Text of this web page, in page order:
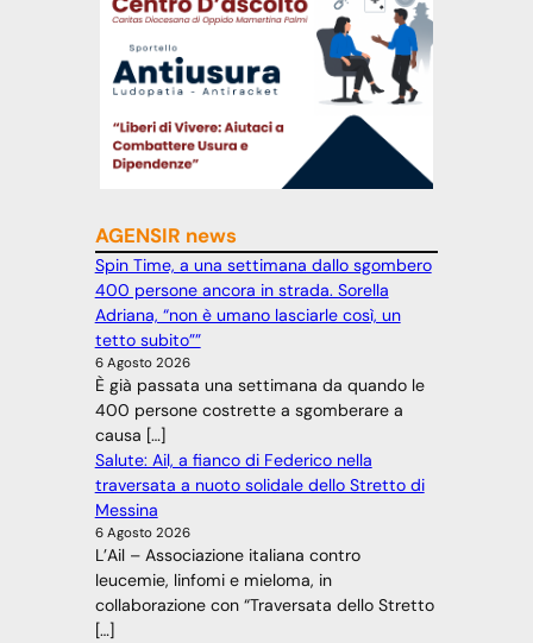
AGENSIR news
Spin Time, a una settimana dallo sgombero
400 persone ancora in strada. Sorella
Adriana, “non è umano lasciarle così, un
tetto subito””
6 Agosto 2026
È già passata una settimana da quando le
400 persone costrette a sgomberare a
causa […]
Salute: Ail, a fianco di Federico nella
traversata a nuoto solidale dello Stretto di
Messina
6 Agosto 2026
L’Ail – Associazione italiana contro
leucemie, linfomi e mieloma, in
collaborazione con “Traversata dello Stretto
[…]